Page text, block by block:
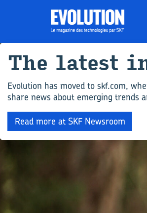
The la­test
Evolution has moved to skf.com,
share news about emerging trends
Read more at SKF Newsroom